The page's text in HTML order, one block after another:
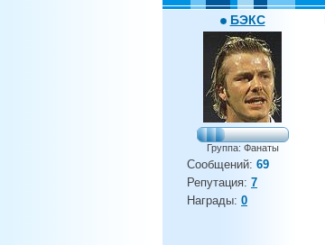
БЭКС
Группа: Фанаты
Сообщений: 69
Репутация: 7
Награды: 0